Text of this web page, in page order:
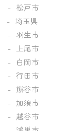
松戸市
埼玉県
羽生市
上尾市
白岡市
行田市
熊谷市
加須市
越谷市